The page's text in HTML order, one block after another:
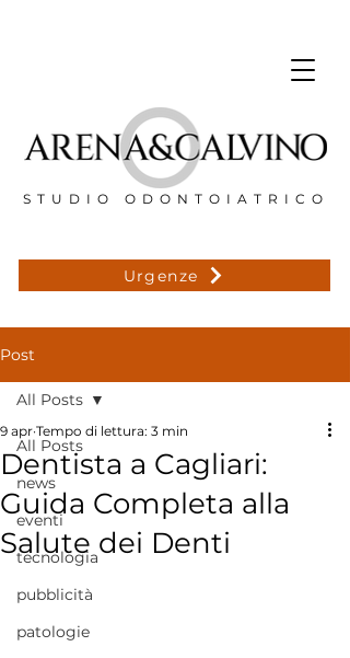
STUDIO ODONTOIATRICO
Urgenze
Post
All Posts
news
eventi
tecnologia
pubblicità
patologie
All Posts
Dentista a Cagliari:
Guida Completa alla
Salute dei Denti
9 apr Tempo di lettura: 3 min